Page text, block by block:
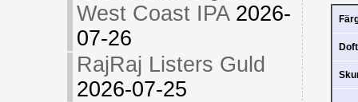
West Coast IPA 2026-
07-26
RajRaj Listers Guld
2026-07-25
Doft